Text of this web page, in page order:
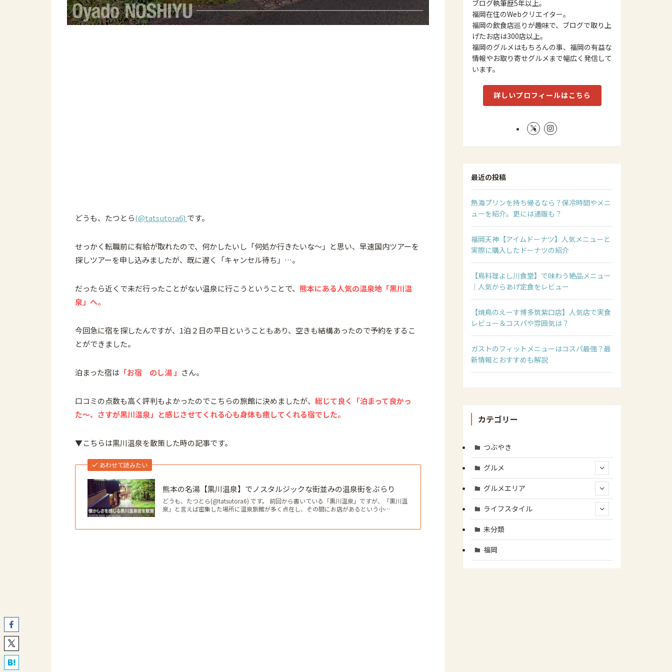
どうも、たつとら(@tatsutora6) です。
せっかく転職前に有給が取れたので、何かしたいし「何処か行きたいな～」と思い、早速国内ツアーを
探しツアーを申し込みましたが、既に遅く「キャンセル待ち」…。
だったら近くで未だ行ったことがない温泉に行こうということで、 熊本にある人気の温泉地「黒川温
泉」へ。
今回急に宿を探したんですが、1泊２日の平日ということもあり、空きも結構あったので予約をするこ
とができました。
泊まった宿は 「お宿 のし湯 」 さん。
口コミの点数も高く評判もよかったのでこちらの旅館に決めましたが、 総じて良く「泊まって良かっ
た〜、さすが黒川温泉」と感じさせてくれる心も身体も癒してくれる宿でした。
▼こちらは黒川温泉を散策した時の記事です。
あわせて読みたい
熊本の名湯【黒川温泉】でノスタルジックな街並みの温泉街をぶらり
どうも、たつとら(@tatsutora6) です。 前回から書いている「黒川温泉」ですが、「黒川温
泉」と言えば密集した場所に温泉旅館が多く点在し、その間にお店があるという小…
ブログ執筆歴5年以上。
福岡在住のWebクリエイター。
福岡の飲食店巡りが趣味で、ブログで取り上
げたお店は300店以上。
福岡のグルメはもちろんの事、福岡の有益な
情報やお取り寄せグルメまで幅広く発信して
います。
詳しいプロフィールはこちら
最近の投稿
熱海プリンを持ち帰るなら？保冷時間やメニ
ューを紹介。更には通販も？
福岡天神【アイムドーナツ】人気メニューと
実際に購入したドーナツの紹介
【鳥料理よし川食堂】で味わう絶品メニュー
｜人気からあげ定食をレビュー
【焼鳥のえーす博多筑紫口店】人気店で実食
レビュー＆コスパや雰囲気は？
ガストのフィットメニューはコスパ最強？最
新情報とおすすめも解説
カテゴリー
つぶやき
グルメ
グルメエリア
ライフスタイル
未分類
福岡